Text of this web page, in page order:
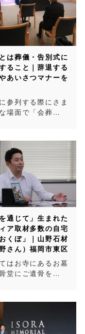
は葬儀・告別式に
ること｜辞退する
あいさつマナーを
参列する際にさま
場面で「会葬…
を通じて」生まれた
ア取材多数の自宅
くぼ」｜山野石材
野さん）福岡市東区
はお寺にあるお墓
堂にご遺骨を…